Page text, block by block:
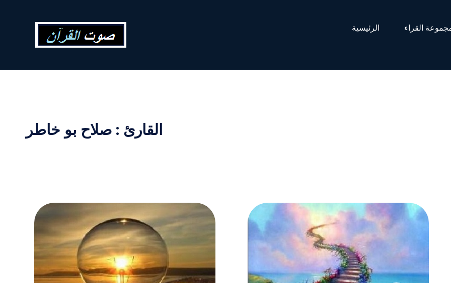
الرئيسية القراء
القارئ : صلاح بو خاطر